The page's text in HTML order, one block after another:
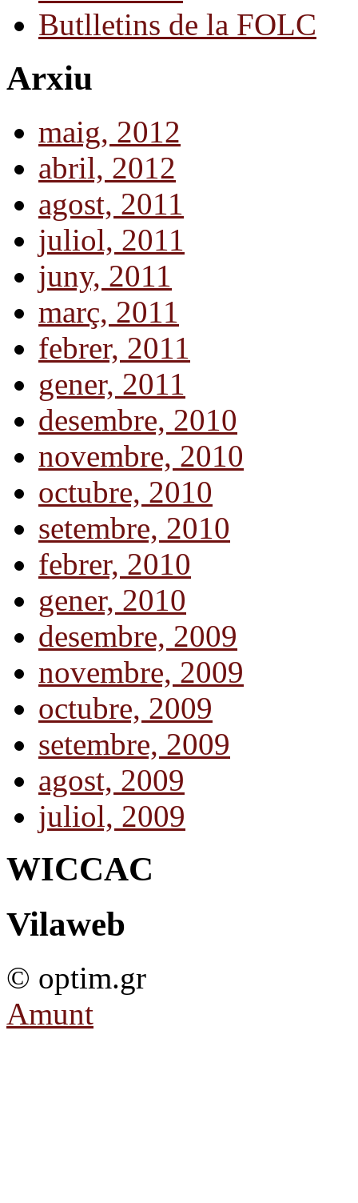
Butlletins de la FOLC
Arxiu
maig, 2012
abril, 2012
agost, 2011
juliol, 2011
juny, 2011
març, 2011
febrer, 2011
gener, 2011
desembre, 2010
novembre, 2010
octubre, 2010
setembre, 2010
febrer, 2010
gener, 2010
desembre, 2009
novembre, 2009
octubre, 2009
setembre, 2009
agost, 2009
juliol, 2009
WICCAC
Vilaweb
© optim.gr
Amunt